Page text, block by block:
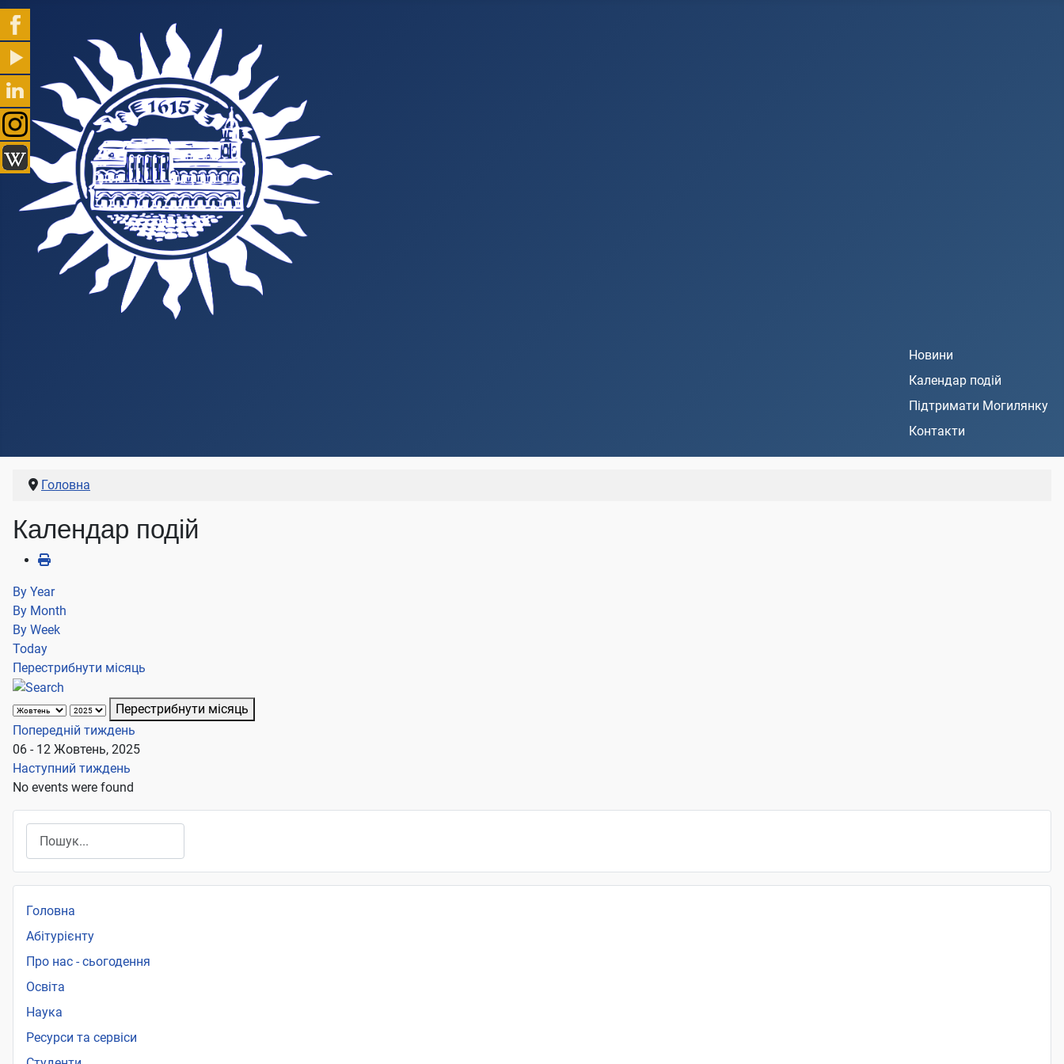
Новини
Календар подій
Підтримати Могилянку
Контакти
Головна
Календар подій
By Year
By Month
By Week
Today
Перестрибнути місяць
Перестрибнути місяць
Попередній тиждень
06 - 12 Жовтень, 2025
Наступний тиждень
No events were found
Головна
Абітурієнту
Про нас - сьогодення
Освіта
Наука
Ресурси та сервіси